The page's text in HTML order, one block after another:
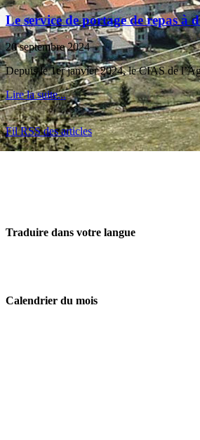
Le service de portage de repas à
20 septembre 2024
Depuis le 1er janvier 2024, le CIAS de
Lire la suite...
Fil RSS des articles
Traduire dans votre langue
Calendrier du mois